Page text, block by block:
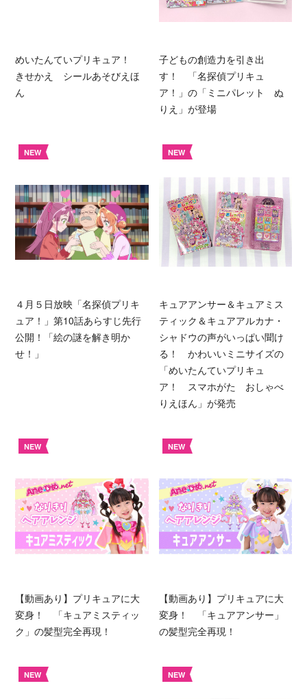
めいたんていプリキュア！
きせかえ シールあそびえほ
ん
子どもの創造力を引き出
す！ 「名探偵プリキュ
ア！」の「ミニパレット ぬ
りえ」が登場
NEW
４月５日放映「名探偵プリキ
ュア！」第10話あらすじ先行
公開！「絵の謎を解き明か
せ！」
NEW
キュアアンサー＆キュアミス
ティック＆キュアアルカナ・
シャドウの声がいっぱい聞け
る！ かわいいミニサイズの
「めいたんていプリキュ
ア！ スマホがた おしゃべ
りえほん」が発売
NEW
【動画あり】プリキュアに大
変身！ 「キュアミスティッ
ク」の髪型完全再現！
NEW
【動画あり】プリキュアに大
変身！ 「キュアアンサー」
の髪型完全再現！
NEW NEW